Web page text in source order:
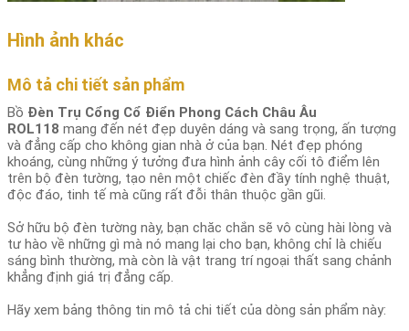
Hình ảnh khác
Mô tả chi tiết sản phẩm
Bồ Đèn Trụ Cổng Cổ Điển Phong Cách Châu Âu
ROL118 mang đến nét đẹp duyên dáng và sang trọng, ấn tượng
và đẳng cấp cho không gian nhà ở của bạn. Nét đẹp phóng
khoáng, cùng những ý tưởng đưa hình ảnh cây cối tô điểm lên
trên bộ đèn tường, tạo nên một chiếc đèn đầy tính nghệ thuật,
độc đáo, tinh tế mà cũng rất đỗi thân thuộc gần gũi.
Sở hữu bộ đèn tường này, bạn chăc chắn sẽ vô cùng hài lòng và
tư hào về những gì mà nó mang lại cho bạn, không chỉ là chiếu
sáng bình thường, mà còn là vật trang trí ngoại thất sang chảnh
khẳng định giá trị đẳng cấp.
Hãy xem bảng thông tin mô tả chi tiết của dòng sản phẩm này: